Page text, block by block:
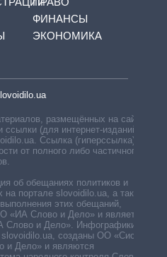
ФИНАНСЫ
ЭКОНОМИКА
размещённых на сайте,
ссылки (для интернет-изданий —
Ссылка (гиперссылка)
от полного либо частичного
об обещаниях политиков и
портале slovoidilo.ua, а также
этих обещаний,
«ИА Слово и Дело» и является
и Дело». Инфографики,
созданы ОО «Система
и Дело» и являются